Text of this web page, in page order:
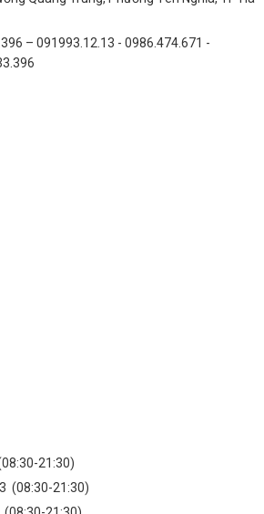
cung cấp ánh sáng đồng đều, giúp người
và di chuyển trong bãi xe.
nghiệp (KCN):
công viên:
thẩm mỹ cho cảnh quan.
cáo:
hàng.
– 091993.12.13 - 0986.474.671 -
21:30)
(08:30-21:30)